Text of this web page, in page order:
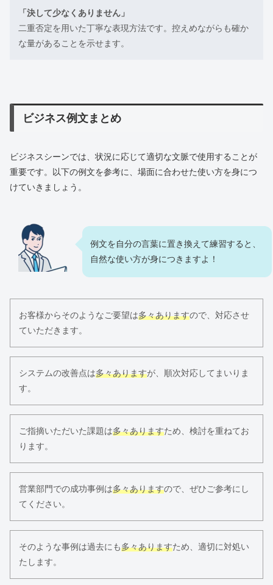
「決して少なくありません」
二重否定を用いた丁寧な表現方法です。控えめながらも確か
な量があることを示せます。
ビジネス例文まとめ
ビジネスシーンでは、状況に応じて適切な文脈で使用することが
重要です。以下の例文を参考に、場面に合わせた使い方を身につ
けていきましょう。
例文を自分の言葉に置き換えて練習すると、
自然な使い方が身につきますよ！
お客様からそのようなご要望は多々ありますので、対応させ
ていただきます。
システムの改善点は多々ありますが、順次対応してまいりま
す。
ご指摘いただいた課題は多々ありますため、検討を重ねてお
ります。
営業部門での成功事例は多々ありますので、ぜひご参考にし
てください。
そのような事例は過去にも多々ありますため、適切に対処い
たします。